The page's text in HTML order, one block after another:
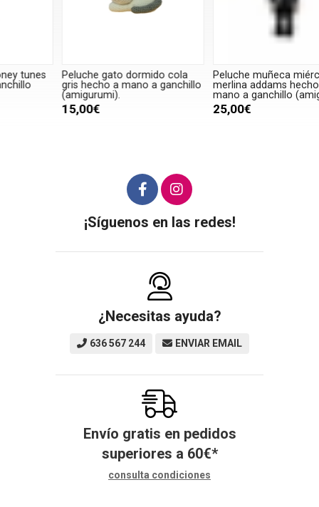
Peluche gato dormido cola
gris hecho a mano a ganchillo
(amigurumi).
Peluche muñeca miércoles
merlina addams hecho a
mano a ganchillo (amigurumi).
¡Síguenos en las redes!
¿Necesitas ayuda?
636 567 244 ENVIAR EMAIL
Envío gratis en pedidos
superiores a 60€*
consulta condiciones